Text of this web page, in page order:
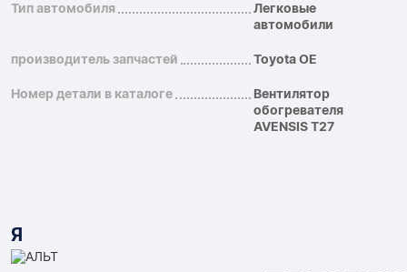
Тип автомобиля
Легковые
автомобили
производитель запчастей Toyota OE
Номер детали в каталоге
Вентилятор
обогревателя
AVENSIS T27
Я